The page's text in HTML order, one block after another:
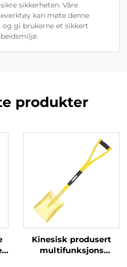
sikkerheten. Våre
kan møte denne
og gi brukerne et sikkert
produkter
Kinesisk produsert
multifunksjons